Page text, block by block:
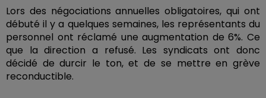
Lors des négociations annuelles obligatoires, qui ont
débuté il y a quelques semaines, les représentants du
personnel ont réclamé une augmentation de 6%. Ce
que la direction a refusé. Les syndicats ont donc
décidé de durcir le ton, et de se mettre en grève
reconductible.